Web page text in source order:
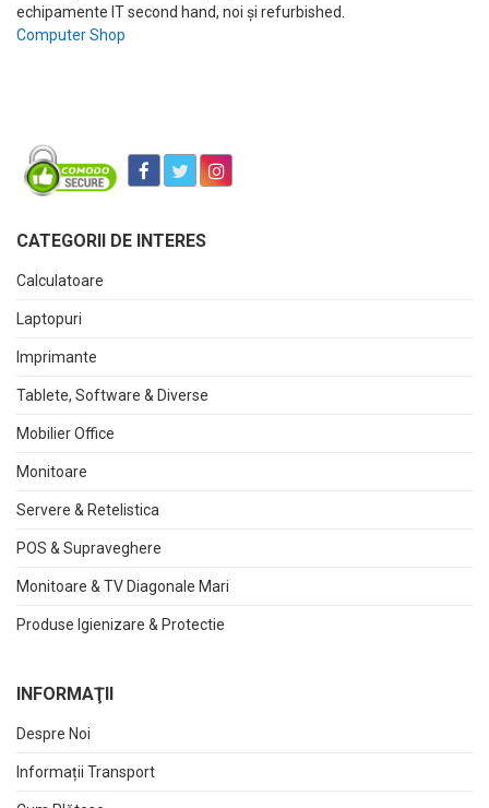
echipamente IT second hand, noi și refurbished.
Computer Shop
CATEGORII DE INTERES
Calculatoare
Laptopuri
Imprimante
Tablete, Software & Diverse
Mobilier Office
Monitoare
Servere & Retelistica
POS & Supraveghere
Monitoare & TV Diagonale Mari
Produse Igienizare & Protectie
INFORMAŢII
Despre Noi
Informații Transport